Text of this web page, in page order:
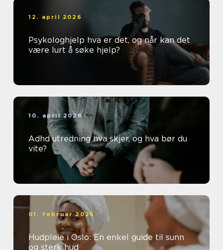
12. april 2026
Psykologhjelp hva er det, og når kan det
være lurt å søke hjelp?
10. april 2026
Adhd utredning hva skjer, og hva bør du
vite?
01. februar 2026
Hudpleie i Oslo: En enkel guide til sunn
og sterk hud